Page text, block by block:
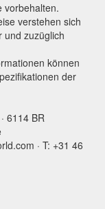
vorbehalten.
verstehen sich
und zuzüglich
können
der
6114 BR
· T: +31 46